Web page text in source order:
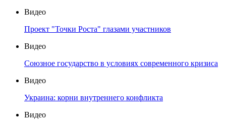
Видео
Проект "Точки Роста" глазами участников
Видео
Союзное государство в условиях современного кризиса
Видео
Украина: корни внутреннего конфликта
Видео